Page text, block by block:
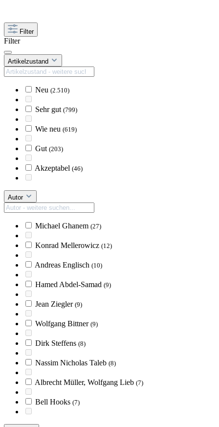
Filter
Filter
Artikelzustand
Neu (2.510)
Sehr gut (799)
Wie neu (619)
Gut (203)
Akzeptabel (46)
Autor
Michael Ghanem (27)
Konrad Mellerowicz (12)
Andreas Englisch (10)
Hamed Abdel-Samad (9)
Jean Ziegler (9)
Wolfgang Bittner (9)
Dirk Steffens (8)
Nassim Nicholas Taleb (8)
Albrecht Müller, Wolfgang Lieb (7)
Bell Hooks (7)